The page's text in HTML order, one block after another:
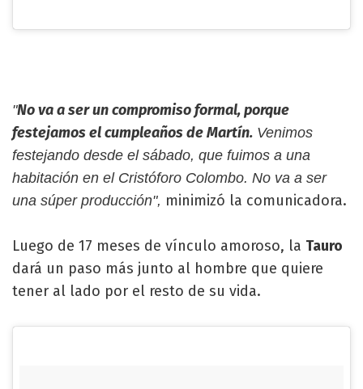
"No va a ser un compromiso formal, porque
festejamos el cumpleaños de Martín. Venimos
festejando desde el sábado, que fuimos a una
habitación en el Cristóforo Colombo. No va a ser
una súper producción", minimizó la comunicadora.
Luego de 17 meses de vínculo amoroso, la Tauro
dará un paso más junto al hombre que quiere
tener al lado por el resto de su vida.